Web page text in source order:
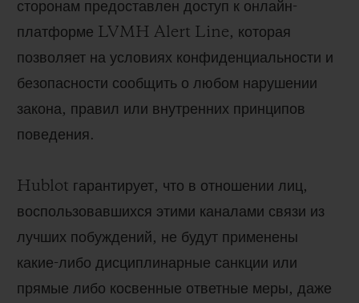
сторонам предоставлен доступ к онлайн-
платформе LVMH Alert Line, которая
позволяет на условиях конфиденциальности и
безопасности сообщить о любом нарушении
закона, правил или внутренних принципов
поведения.
Hublot гарантирует, что в отношении лиц,
воспользовавшихся этими каналами связи из
лучших побуждений, не будут применены
какие-либо дисциплинарные санкции или
прямые либо косвенные ответные меры, даже
НАЙТИ БУТИК